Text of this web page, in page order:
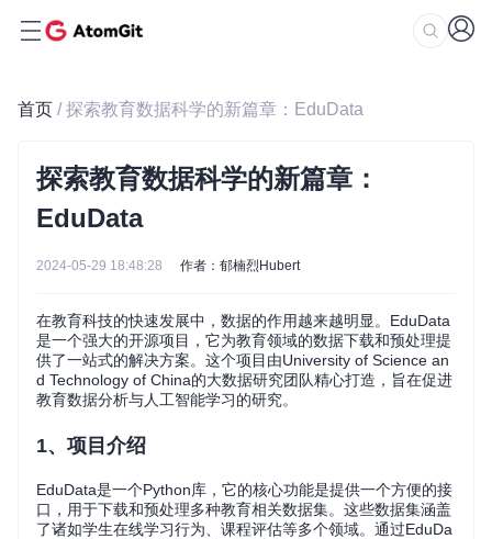
首页 / 探索教育数据科学的新篇章：EduData
探索教育数据科学的新篇章：
EduData
2024-05-29 18:48:28 作者：郁楠烈Hubert
在教育科技的快速发展中，数据的作用越来越明显。EduData
是一个强大的开源项目，它为教育领域的数据下载和预处理提
供了一站式的解决方案。这个项目由University of Science an
d Technology of China的大数据研究团队精心打造，旨在促进
教育数据分析与人工智能学习的研究。
1、项目介绍
EduData是一个Python库，它的核心功能是提供一个方便的接
口，用于下载和预处理多种教育相关数据集。这些数据集涵盖
了诸如学生在线学习行为、课程评估等多个领域。通过EduDa